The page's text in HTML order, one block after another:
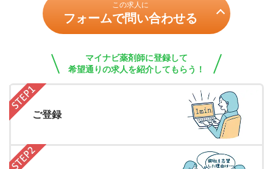
この求人に
フォームで問い合わせる
マイナビ薬剤師に登録して
希望通りの求人を紹介してもらう！
ご登録